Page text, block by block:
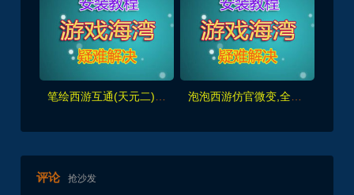
笔绘西游互通(天元二),仿官复古互通端,一键组队助战，带全套源码+局域外网教程 泡泡西游仿官微变,全套源码，武神坛之战,挂机系统,抽奖系统,巅峰赛,千变万化-共享背包+局域外网教程+攻略
评论 抢沙发